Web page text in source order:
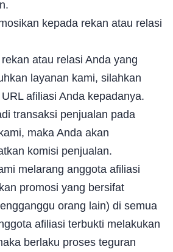
kepada rekan atau relasi
atau relasi Anda yang
layanan kami, silahkan
afiliasi Anda kepadanya.
transaksi penjualan pada
maka Anda akan
komisi penjualan.
melarang anggota afiliasi
promosi yang bersifat
orang lain) di semua
afiliasi terbukti melakukan
berlaku proses teguran